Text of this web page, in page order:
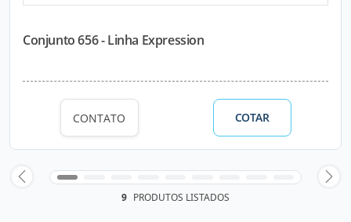
Conjunto 656 - Linha Expression
CONTATO COTAR
9 PRODUTOS LISTADOS